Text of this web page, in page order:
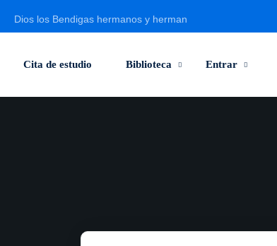
Dios los Bendigas hermanos y hermanas
Cita de estudio Biblioteca Entrar